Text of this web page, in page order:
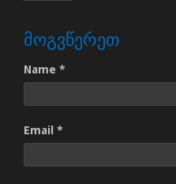
ᲛᲝᲒᲕᲬᲔᲠᲔᲗ
Name *
Email *